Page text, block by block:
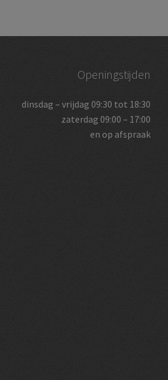
Openingstijden
dinsdag – vrijdag 09:30 tot 18:30
zaterdag 09:00 – 17:00
en op afspraak